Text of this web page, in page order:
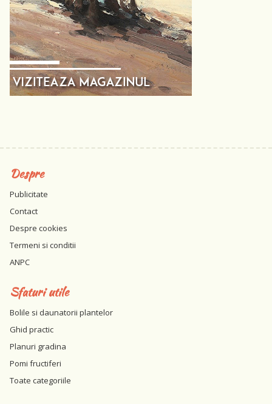
Despre
Publicitate
Contact
Despre cookies
Termeni si conditii
ANPC
Sfaturi utile
Bolile si daunatorii plantelor
Ghid practic
Planuri gradina
Pomi fructiferi
Toate categoriile